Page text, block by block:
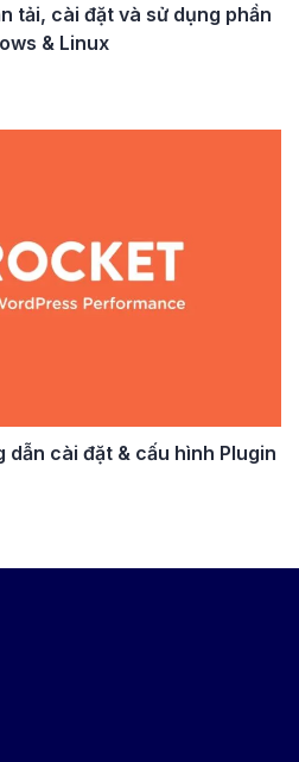
tải, cài đặt và sử dụng phần
& Linux
dẫn cài đặt & cấu hình Plugin